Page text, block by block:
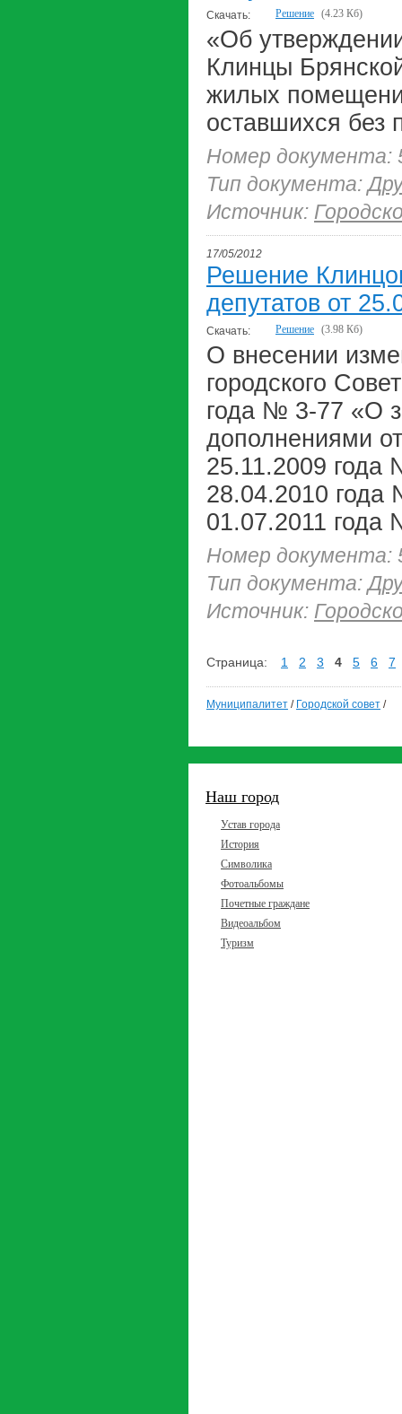
Скачать: Решение (4.23 Кб)
«Об
Клинцы
жилых
оставшихся без
Номер документа:
Тип документа:
Источник:
17/05/2012
Решение
депутатов от
Скачать: Решение (3.98 Кб)
О внесении
городского
года № 3-77 «О
дополнениями
25.11.2009 года
28.04.2010 года
01.07.2011 года
Номер документа:
Тип документа:
Источник:
Страница: 1 2 3 4 5 6 7
Муниципалитет / Городской совет /
Наш город
Устав города
История
Символика
Фотоальбомы
Почетные граждане
Видеоальбом
Туризм